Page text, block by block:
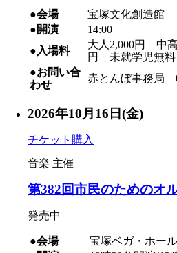
●会場
宝塚文化創造館
●開演
14:00
●入場料
大人2,000円 中
円 未就学児無料
●お問い合
わせ
赤とんぼ事務局
2026年10月16日(金)
チケット購入
音楽 主催
第382回市民のためのオ
発売中
●会場
宝塚ベガ・ホール